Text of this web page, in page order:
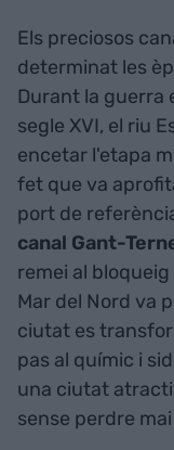
Els preciosos
determinat les
Durant la guerra
segle XVI, el riu
encetar l'etapa
fet que va
port de
canal Gant-
remei al
Mar del Nord va
ciutat es
pas al químic i
una ciutat
sense perdre